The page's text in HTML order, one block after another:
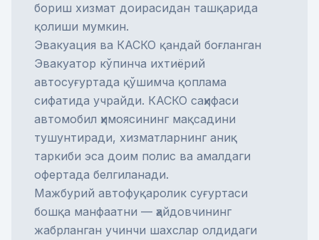
бориш хизмат доирасидан ташқарида
қолиши мумкин.
Эвакуация ва КАСКО қандай боғланган
Эвакуатор кўпинча ихтиёрий
автосуғуртада қўшимча қоплама
сифатида учрайди. КАСКО саҳифаси
автомобил ҳимоясининг мақсадини
тушунтиради, хизматларнинг аниқ
таркиби эса доим полис ва амалдаги
офертада белгиланади.
Мажбурий автофуқаролик суғуртаси
бошқа манфаатни — ҳайдовчининг
жабрланган учинчи шахслар олдидаги